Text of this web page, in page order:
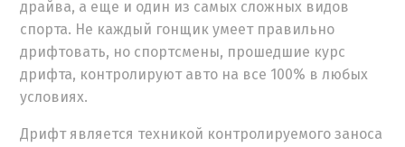
драйва, а еще и один из самых сложных видов
спорта. Не каждый гонщик умеет правильно
дрифтовать, но спортсмены, прошедшие курс
дрифта, контролируют авто на все 100% в любых
условиях.
Дрифт является техникой контролируемого заноса